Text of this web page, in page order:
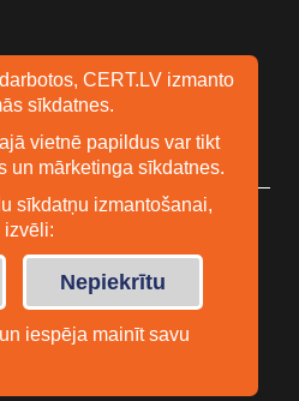
CERT.LV izmanto
sīkdatnes.
vietnē papildus var tikt
un mārketinga sīkdatnes.
sīkdatņu izmantošanai,
izvēli:
Nepiekrītu
iespēja mainīt savu